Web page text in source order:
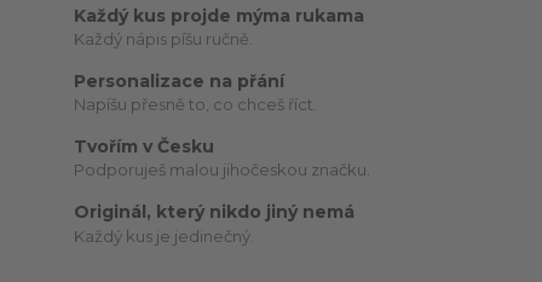
Každý kus projde mýma rukama
Každý nápis píšu ručně.
Personalizace na přání
Napíšu přesně to, co chceš říct.
Tvořím v Česku
Podporuješ malou jihočeskou značku.
Originál, který nikdo jiný nemá
Každý kus je jedinečný.